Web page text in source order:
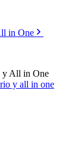
in One
y All in One
y all in one